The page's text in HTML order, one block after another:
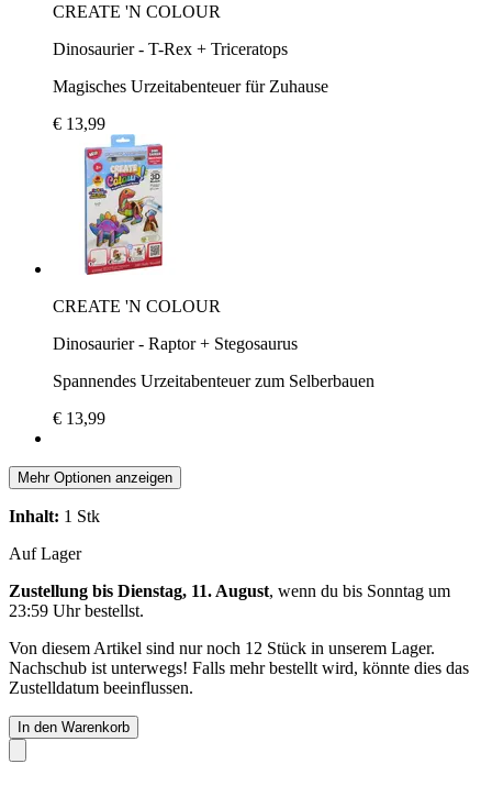
CREATE 'N COLOUR
Dinosaurier - T-Rex + Triceratops
Magisches Urzeitabenteuer für Zuhause
€ 13,99
CREATE 'N COLOUR
Dinosaurier - Raptor + Stegosaurus
Spannendes Urzeitabenteuer zum Selberbauen
€ 13,99
Mehr Optionen anzeigen
Inhalt: 1 Stk
Auf Lager
Zustellung bis Dienstag, 11. August, wenn du bis Sonntag um
23:59 Uhrbestellst.
Von diesem Artikel sind nur noch 12 Stück in unserem Lager.
Nachschub ist unterwegs! Falls mehr bestellt wird, könnte dies das
Zustelldatum beeinflussen.
In den Warenkorb